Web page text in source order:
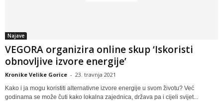
Najave
VEGORA organizira online skup ‘Iskoristi
obnovljive izvore energije’
Kronike Velike Gorice - 23. travnja 2021
Kako i ja mogu koristiti alternativne izvore energije u svom životu? Već
godinama se može čuti kako lokalna zajednica, država pa i cijeli svijet...